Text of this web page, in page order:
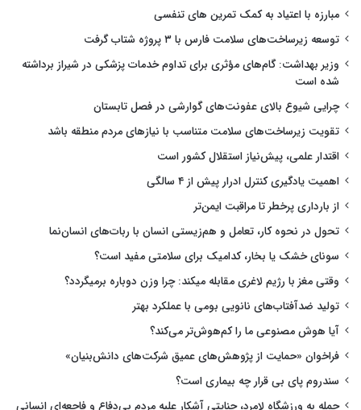
مبارزه با اعتیاد به کمک تمرین های تنفسی
توسعه زیرساخت‌های سلامت فارس با ۳ پروژه شتاب گرفت
وزیر بهداشت: گام‌های مؤثری برای تداوم خدمات پزشکی در شیراز برداشته
شده است
چرایی شیوع بالای عفونت‌های گوارشی در فصل تابستان
تقویت زیرساخت‌های سلامت متناسب با نیازهای مردم منطقه باشد
اقتدار علمی، پیش‌نیاز استقلال کشور است
اهمیت یادگیری کنترل ادرار پیش از ۴ سالگی
از بارداری پرخطر تا مراقبت ایمن‌تر
تحول در نحوه کار، تعامل و هم‌زیستی انسان با ربات‌های انسان‌نما
سونای خشک یا بخار، کدامیک برای سلامتی مفید است؟
وقتی مغز با رژیم لاغری مقابله میکند: چرا وزن دوباره برمیگردد؟
تولید ضدآفتاب‌های نانویی بومی با عملکرد بهتر
آیا هوش مصنوعی ما را کم‌هوش‌تر می‌کند؟
فراخوان «حمایت از پژوهش‌های عمیق شرکت‌های دانش‌بنیان»
سندروم پای بی قرار چه بیماری است؟